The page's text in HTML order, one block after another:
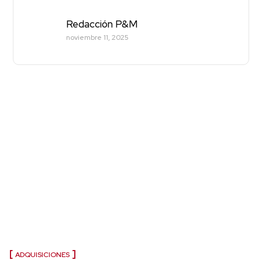
Redacción P&M
noviembre 11, 2025
ADQUISICIONES